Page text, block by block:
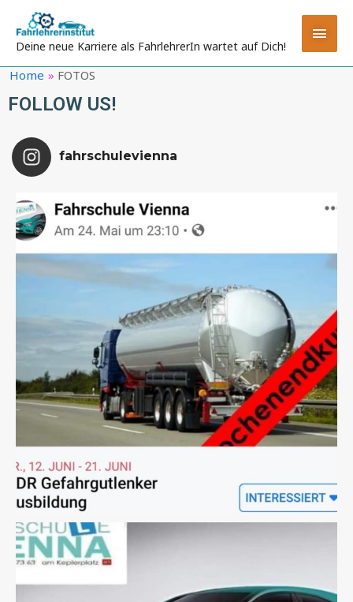
Deine neue Karriere als FahrlehrerIn wartet auf Dich!
Home FOTOS
FOLLOW US!
fahrschulevienna